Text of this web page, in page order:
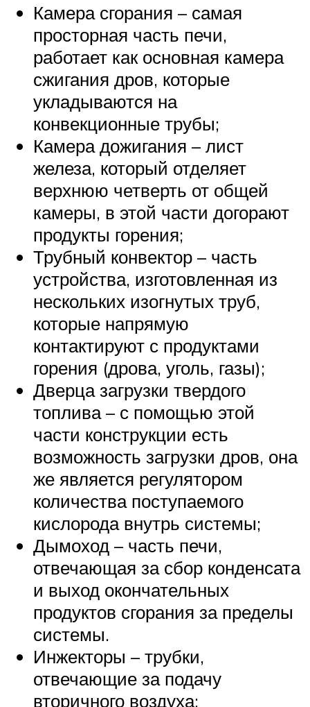
Камера сгорания – самая
просторная часть печи,
работает как основная камера
сжигания дров, которые
укладываются на
конвекционные трубы;
Камера дожигания – лист
железа, который отделяет
верхнюю четверть от общей
камеры, в этой части догорают
продукты горения;
Трубный конвектор – часть
устройства, изготовленная из
нескольких изогнутых труб,
которые напрямую
контактируют с продуктами
горения (дрова, уголь, газы);
Дверца загрузки твердого
топлива – с помощью этой
части конструкции есть
возможность загрузки дров, она
же является регулятором
количества поступаемого
кислорода внутрь системы;
Дымоход – часть печи,
отвечающая за сбор конденсата
и выход окончательных
продуктов сгорания за пределы
системы.
Инжекторы – трубки,
отвечающие за подачу
вторичного воздуха;